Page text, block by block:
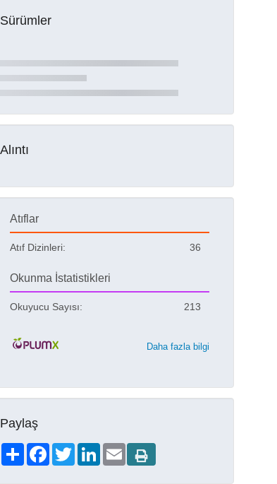
Sürümler
Alıntı
Atıflar
Atıf Dizinleri: 36
Okunma İstatistikleri
Okuyucu Sayısı: 213
Daha fazla bilgi
Paylaş
ShareFacebookTwitterLinkedIn
Email